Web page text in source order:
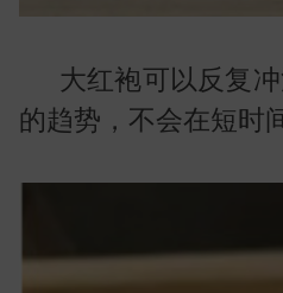
大红袍可以反复
的趋势，不会在短时